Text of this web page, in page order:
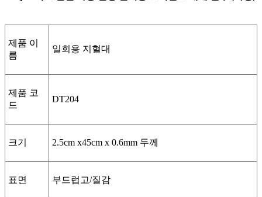
제품 이
름
일회용 지혈대
제품 코
드
DT204
크기 2.5cm x45cm x 0.6mm 두께
표면 부드럽고/질감